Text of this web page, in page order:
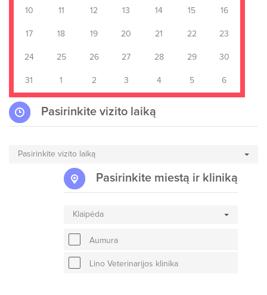
10 11 12 13 14 15 16
17 18 19 20 21 22 23
24 25 26 27 28 29 30
31 1 2 3 4 5 6
Pasirinkite vizito laiką
Pasirinkite vizito laiką
Pasirinkite miestą ir kliniką
Klaipėda
Aumura
Lino Veterinarijos klinika